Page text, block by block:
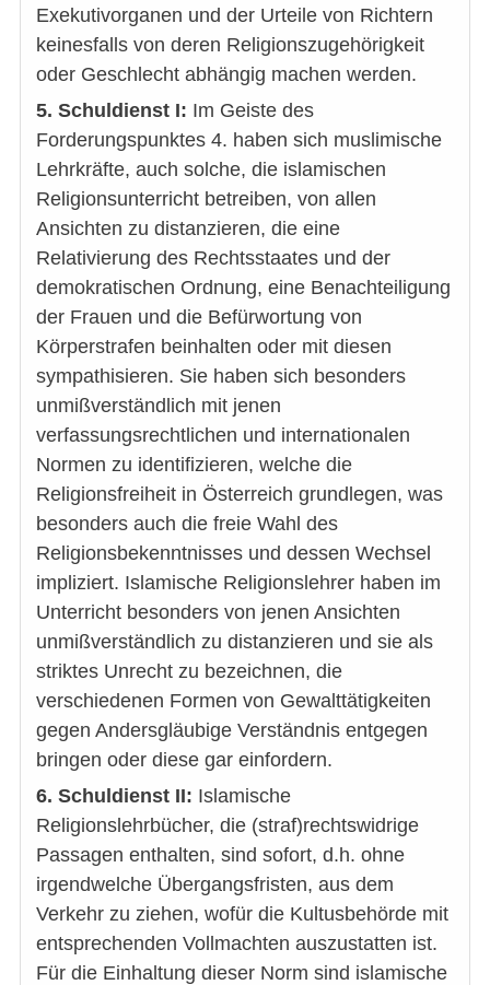
Exekutivorganen und der Urteile von Richtern
keinesfalls von deren Religionszugehörigkeit
oder Geschlecht abhängig machen werden.
5. Schuldienst I: Im Geiste des
Forderungspunktes 4. haben sich muslimische
Lehrkräfte, auch solche, die islamischen
Religionsunterricht betreiben, von allen
Ansichten zu distanzieren, die eine
Relativierung des Rechtsstaates und der
demokratischen Ordnung, eine Benachteiligung
der Frauen und die Befürwortung von
Körperstrafen beinhalten oder mit diesen
sympathisieren. Sie haben sich besonders
unmißverständlich mit jenen
verfassungsrechtlichen und internationalen
Normen zu identifizieren, welche die
Religionsfreiheit in Österreich grundlegen, was
besonders auch die freie Wahl des
Religionsbekenntnisses und dessen Wechsel
impliziert. Islamische Religionslehrer haben im
Unterricht besonders von jenen Ansichten
unmißverständlich zu distanzieren und sie als
striktes Unrecht zu bezeichnen, die
verschiedenen Formen von Gewalttätigkeiten
gegen Andersgläubige Verständnis entgegen
bringen oder diese gar einfordern.
6. Schuldienst II: Islamische
Religionslehrbücher, die (straf)rechtswidrige
Passagen enthalten, sind sofort, d.h. ohne
irgendwelche Übergangsfristen, aus dem
Verkehr zu ziehen, wofür die Kultusbehörde mit
entsprechenden Vollmachten auszustatten ist.
Für die Einhaltung dieser Norm sind islamische